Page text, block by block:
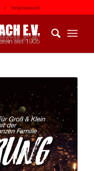
Impressum